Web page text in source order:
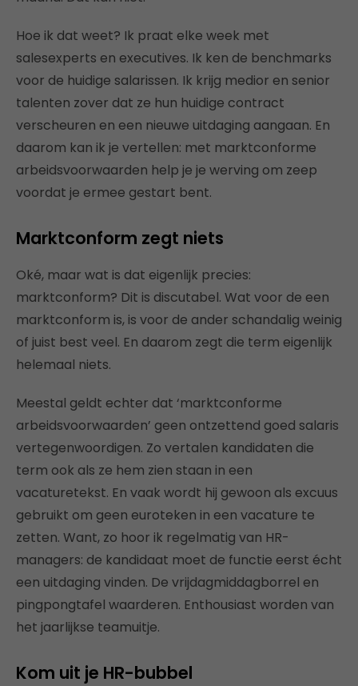
Hoe ik dat weet? Ik praat elke week met
salesexperts en executives. Ik ken de benchmarks
voor de huidige salarissen. Ik krijg medior en senior
talenten zover dat ze hun huidige contract
verscheuren en een nieuwe uitdaging aangaan. En
daarom kan ik je vertellen: met marktconforme
arbeidsvoorwaarden help je je werving om zeep
voordat je ermee gestart bent.
Marktconform zegt niets
Oké, maar wat is dat eigenlijk precies:
marktconform? Dit is discutabel. Wat voor de een
marktconform is, is voor de ander schandalig weinig
of juist best veel. En daarom zegt die term eigenlijk
helemaal niets.
Meestal geldt echter dat ‘marktconforme
arbeidsvoorwaarden’ geen ontzettend goed salaris
vertegenwoordigen. Zo vertalen kandidaten die
term ook als ze hem zien staan in een
vacaturetekst. En vaak wordt hij gewoon als excuus
gebruikt om geen euroteken in een vacature te
zetten. Want, zo hoor ik regelmatig van HR-
managers: de kandidaat moet de functie eerst écht
een uitdaging vinden. De vrijdagmiddagborrel en
pingpongtafel waarderen. Enthousiast worden van
het jaarlijkse teamuitje.
Kom uit je HR-bubbel